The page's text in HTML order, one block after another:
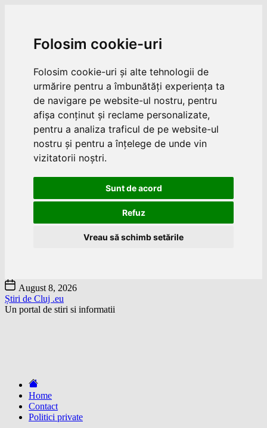
Folosim cookie-uri
Folosim cookie-uri și alte tehnologii de
urmărire pentru a îmbunătăți experiența ta
de navigare pe website-ul nostru, pentru
afișa conținut și reclame personalizate,
pentru a analiza traficul de pe website-ul
nostru și pentru a înțelege de unde vin
vizitatorii noștri.
Sunt de acord
Refuz
Vreau să schimb setările
Skip
to
the
content
August 8, 2026
Știri de Cluj .eu
Un portal de stiri si informatii
Home
Contact
Politici private